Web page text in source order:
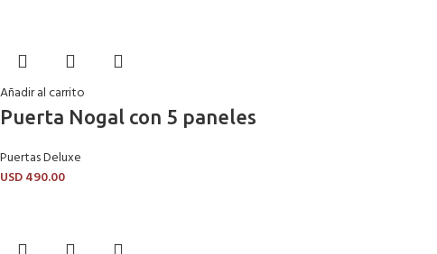
Añadir al carrito
Puerta Nogal con 5 paneles
Puertas Deluxe
USD490.00